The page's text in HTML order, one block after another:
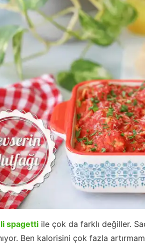
spagetti ile çok da farklı değiller.
Ben kalorisini çok fazla